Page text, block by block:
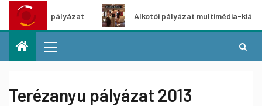
ötletpályázat Alkotói pályázat multimédia-kiállításhoz
Terézanyu pályázat 2013